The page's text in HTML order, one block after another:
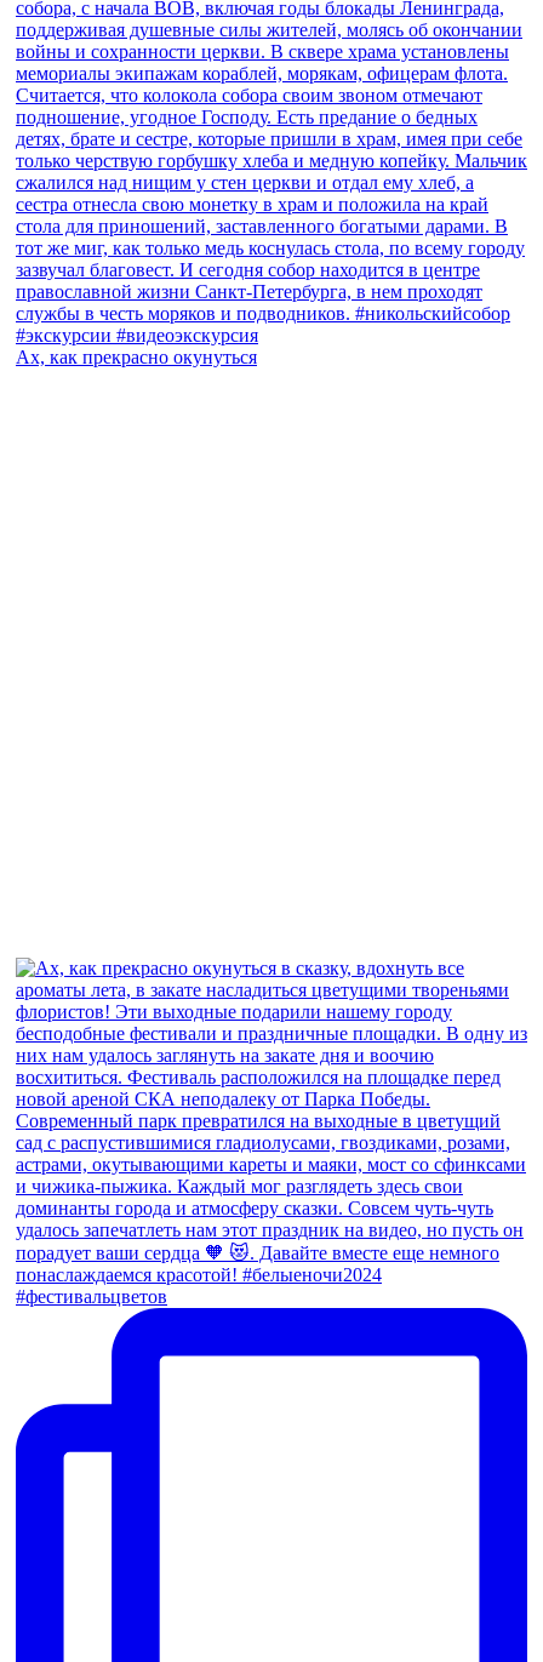
Ах, как прекрасно окунуться